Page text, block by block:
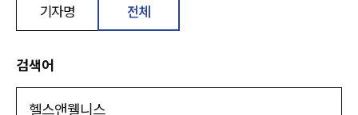
기자명 전체
검색어